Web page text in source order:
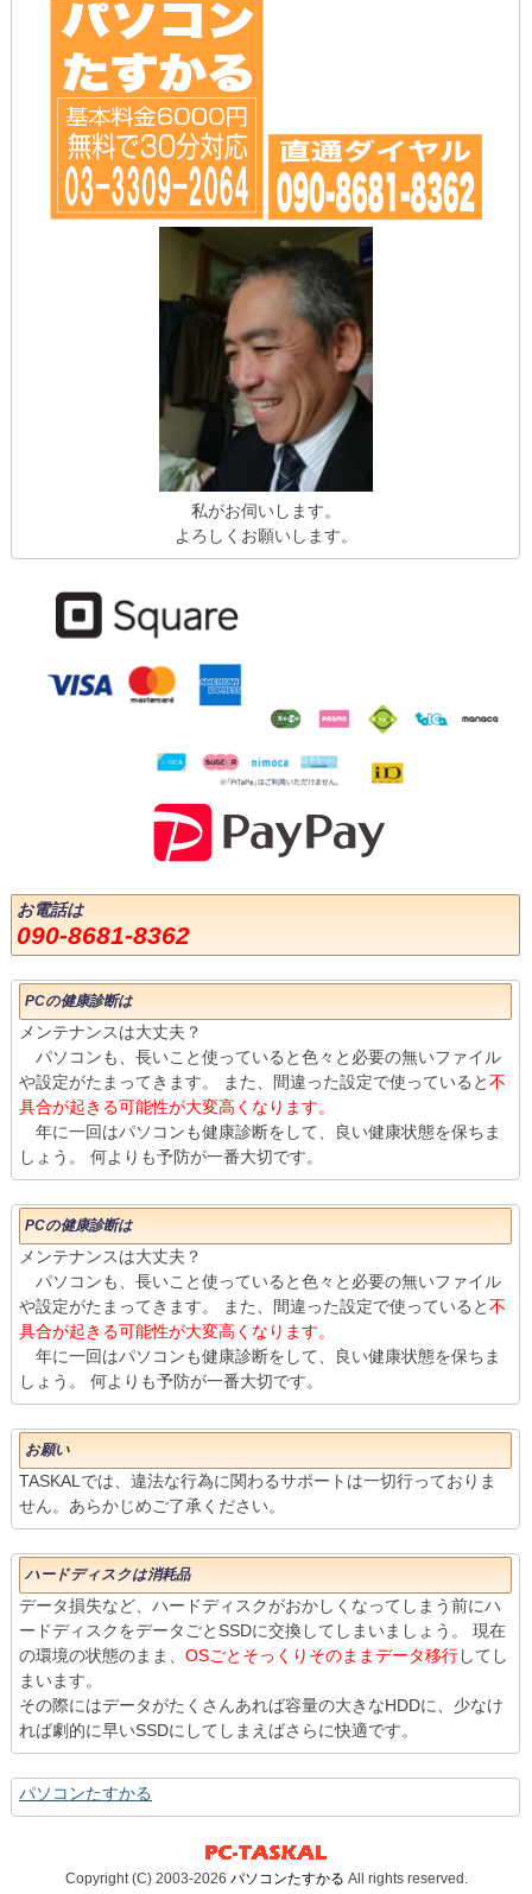
私がお伺いします。
よろしくお願いします。
お電話は
090-8681-8362
PCの健康診断は
メンテナンスは大丈夫？
パソコンも、長いこと使っていると色々と必要の無いファイル
や設定がたまってきます。 また、間違った設定で使っていると不
具合が起きる可能性が大変高くなります。
年に一回はパソコンも健康診断をして、良い健康状態を保ちま
しょう。 何よりも予防が一番大切です。
PCの健康診断は
メンテナンスは大丈夫？
パソコンも、長いこと使っていると色々と必要の無いファイル
や設定がたまってきます。 また、間違った設定で使っていると不
具合が起きる可能性が大変高くなります。
年に一回はパソコンも健康診断をして、良い健康状態を保ちま
しょう。 何よりも予防が一番大切です。
お願い
TASKALでは、違法な行為に関わるサポートは一切行っておりま
せん。あらかじめご了承ください。
ハードディスクは消耗品
データ損失など、ハードディスクがおかしくなってしまう前にハ
ードディスクをデータごとSSDに交換してしまいましょう。 現在
の環境の状態のまま、 OSごとそっくりそのままデータ移行してし
まいます。
その際にはデータがたくさんあれば容量の大きなHDDに、少なけ
れば劇的に早いSSDにしてしまえばさらに快適です。
パソコンたすかる
Copyright (C) 2003-2026 パソコンたすかる All rights reserved.